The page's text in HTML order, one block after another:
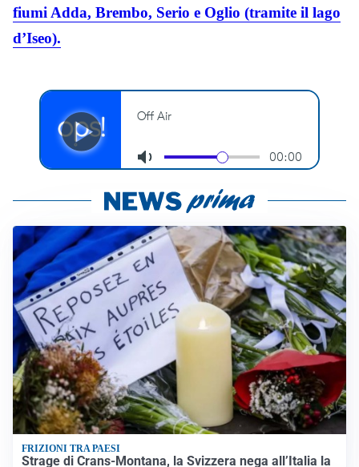
fiumi Adda, Brembo, Serio e Oglio (tramite il lago
d’Iseo).
FRIZIONI TRA PAESI
Strage di Crans-Montana, la Svizzera nega all’Italia la